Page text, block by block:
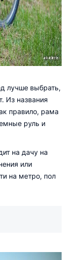
лучше выбрать,
Из названия
правило, рама
руль и
на дачу на
или
на метро, пол